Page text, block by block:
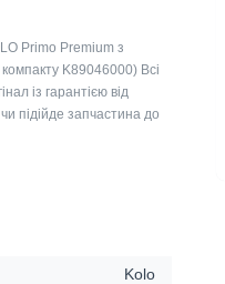
Primo Premium з
K89046000) Всі
із гарантією від
підійде запчастина до
Kolo